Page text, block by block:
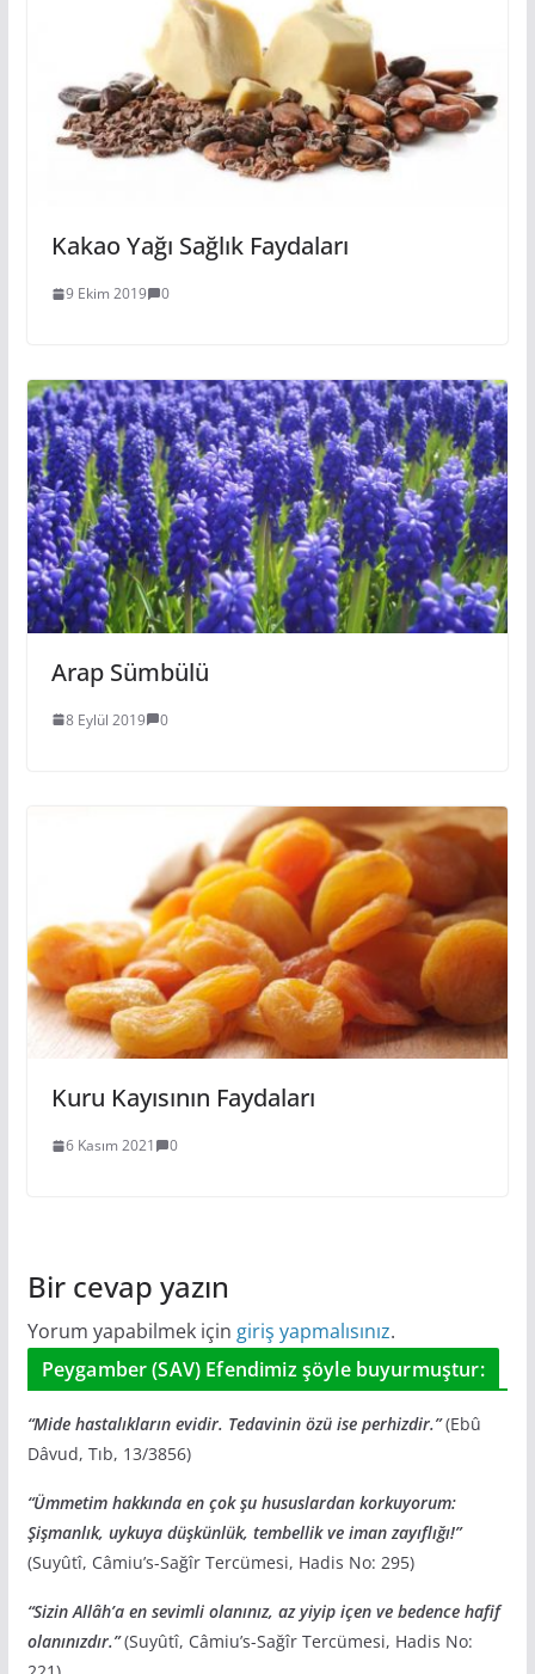
Kakao Yağı Sağlık Faydaları
9 Ekim 2019 0
Arap Sümbülü
8 Eylül 2019 0
Kuru Kayısının Faydaları
6 Kasım 2021 0
Bir cevap yazın
Yorum yapabilmek için giriş yapmalısınız.
Peygamber (SAV) Efendimiz şöyle buyurmuştur:
“Mide hastalıkların evidir. Tedavinin özü ise perhizdir.”(Ebû
Dâvud, Tıb, 13/3856)
“Ümmetim hakkında en çok şu hususlardan korkuyorum:
Şişmanlık, uykuya düşkünlük, tembellik ve iman zayıflığı!”
(Suyûtî, Câmiu’s-Sağîr Tercümesi, Hadis No: 295)
“Sizin Allâh’a en sevimli olanınız, az yiyip içen ve bedence hafif
olanınızdır.”(Suyûtî, Câmiu’s-Sağîr Tercümesi, Hadis No: